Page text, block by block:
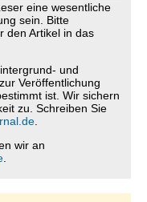
eine wesentliche
sein. Bitte
den Artikel in das
und
Veröffentlichung
ist. Wir sichern
zu. Schreiben Sie
wir an